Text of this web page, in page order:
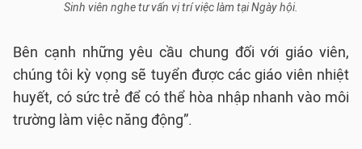
Sinh viên nghe tư vấn vị trí việc làm tại Ngày hội.
Bên cạnh những yêu cầu chung đối với giáo viên,
chúng tôi kỳ vọng sẽ tuyển được các giáo viên nhiệt
huyết, có sức trẻ để có thể hòa nhập nhanh vào môi
trường làm việc năng động”.